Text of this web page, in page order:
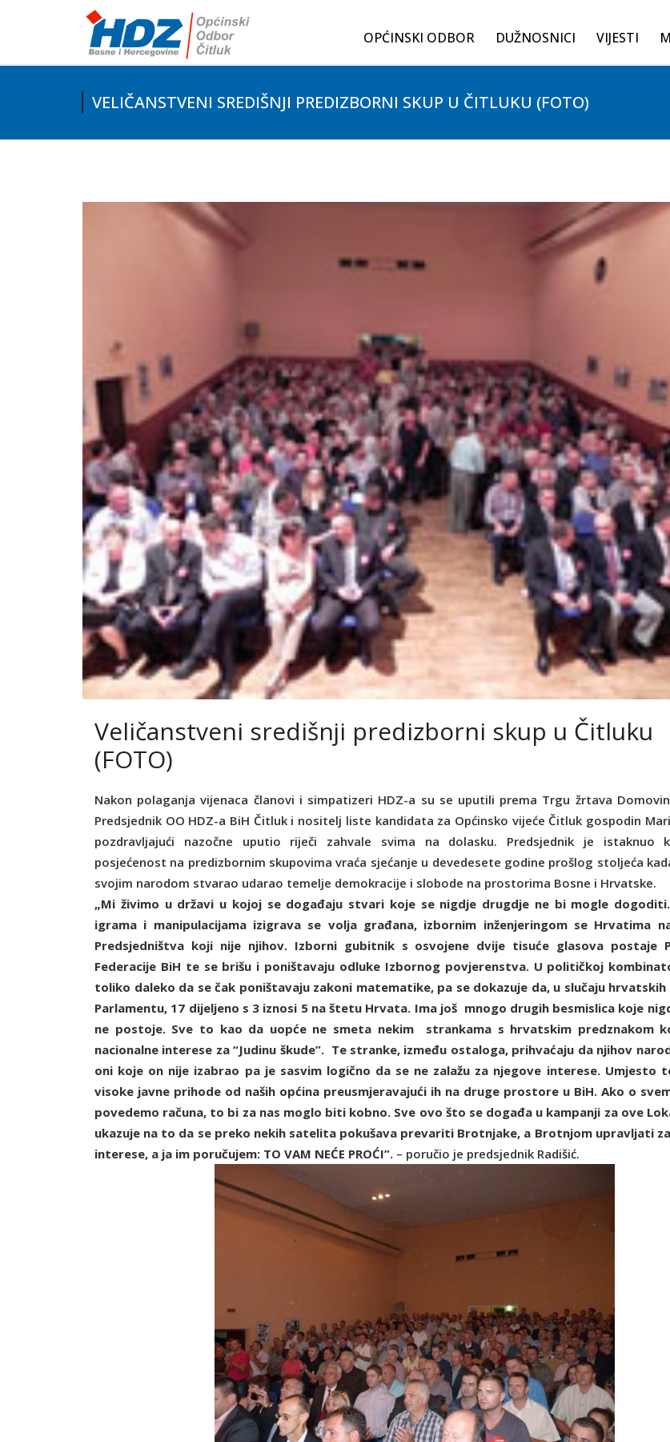
OPĆINSKI ODBOR DUŽNOSNICI VIJESTI
VELIČANSTVENI SREDIŠNJI PREDIZBORNI SKUP U ČITLUKU (FOTO)
Veličanstveni središnji predizborni skup u Čitluku
(FOTO)
Nakon polaganja vijenaca članovi i simpatizeri HDZ-a su se uputili prema Trgu žrtava
Predsjednik OO HDZ-a BiH Čitluk i nositelj liste kandidata za Općinsko vijeće Čitluk gospodin
pozdravljajući nazočne uputio riječi zahvale svima na dolasku. Predsjednik je istaknuo
posjećenost na predizbornim skupovima vraća sjećanje u devedesete godine prošlog stoljeća
svojim narodom stvarao udarao temelje demokracije i slobode na prostorima Bosne i Hrvatske.
„Mi živimo u državi u kojoj se događaju stvari koje se nigdje drugdje ne bi mogle
igrama i manipulacijama izigrava se volja građana, izbornim inženjeringom se Hrvatima
Predsjedništva koji nije njihov. Izborni gubitnik s osvojene dvije tisuće glasova postaje
Federacije BiH te se brišu i poništavaju odluke Izbornog povjerenstva. U političkoj
toliko daleko da se čak poništavaju zakoni matematike, pa se dokazuje da, u slučaju
Parlamentu, 17 dijeljeno s 3 iznosi 5 na štetu Hrvata. Ima još mnogo drugih besmislica koje
ne postoje. Sve to kao da uopće ne smeta nekim strankama s hrvatskim predznakom
nacionalne interese za “Judinu škude”. Te stranke, između ostaloga, prihvaćaju da njihov
oni koje on nije izabrao pa je sasvim logično da se ne zalažu za njegove interese. Umjesto
visoke javne prihode od naših općina preusmjeravajući ih na druge prostore u BiH. Ako o
povedemo računa, to bi za nas moglo biti kobno. Sve ovo što se događa u kampanji za ove
ukazuje na to da se preko nekih satelita pokušava prevariti Brotnjake, a Brotnjom upravljati
interese, a ja im poručujem: TO VAM NEĆE PROĆI”. – poručio je predsjednik Radišić.